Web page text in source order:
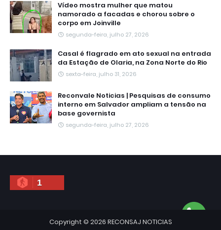
Vídeo mostra mulher que matou
namorado a facadas e chorou sobre o
corpo em Joinville
segunda-feira, julho 27, 2026
Casal é flagrado em ato sexual na entrada
da Estação de Olaria, na Zona Norte do Rio
sexta-feira, julho 31, 2026
Reconvale Noticias | Pesquisas de consumo
interno em Salvador ampliam a tensão na
base governista
segunda-feira, julho 27, 2026
1
Copyright © 2026 RECONSAJ NOTICIAS